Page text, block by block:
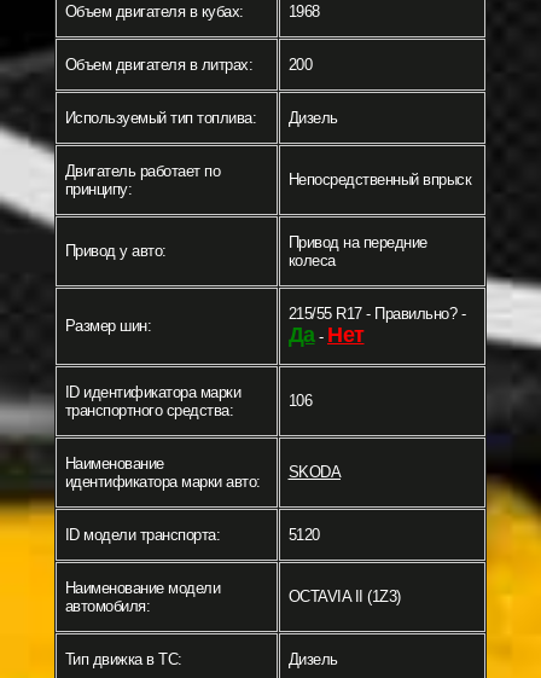
Объем двигателя в кубах: 1968
Объем двигателя в литрах: 200
Используемый тип топлива: Дизель
Двигатель работает по
принципу:
Непосредственный впрыск
Привод у авто:
Привод на передние
колеса
Размер шин:
215/55 R17 - Правильно? -
Да- Нет
ID идентификатора марки
транспортного средства:
106
Наименование
идентификатора марки авто:
SKODA
ID модели транспорта: 5120
Наименование модели
автомобиля:
OCTAVIA II (1Z3)
Тип движка в ТС: Дизель